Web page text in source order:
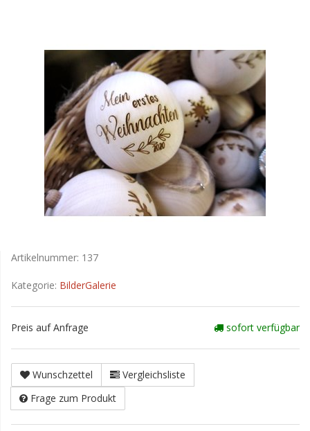
Artikelnummer: 137
Kategorie: BilderGalerie
Preis auf Anfrage sofort verfügbar
Wunschzettel
Vergleichsliste
Frage zum Produkt